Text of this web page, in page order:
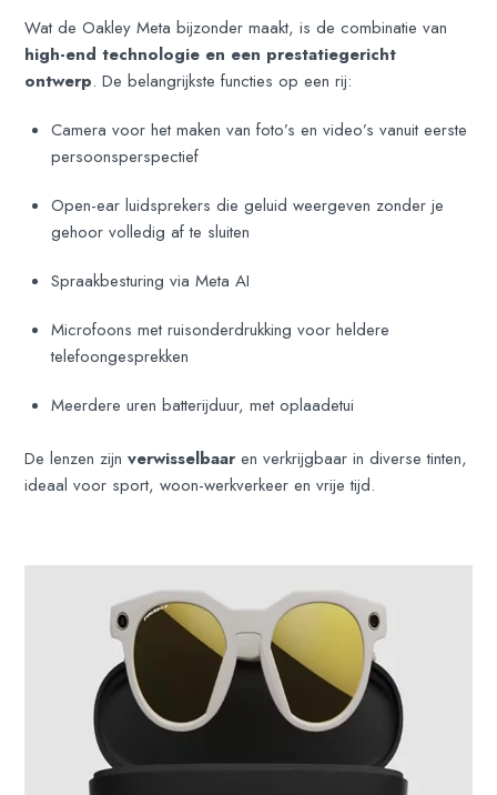
Wat de Oakley Meta bijzonder maakt, is de combinatie van
high-end technologie en een prestatiegericht
ontwerp. De belangrijkste functies op een rij:
Camera voor het maken van foto’s en video’s vanuit eerste
persoonsperspectief
Open-ear luidsprekers die geluid weergeven zonder je
gehoor volledig af te sluiten
Spraakbesturing via Meta AI
Microfoons met ruisonderdrukking voor heldere
telefoongesprekken
Meerdere uren batterijduur, met oplaadetui
De lenzen zijnverwisselbaar en verkrijgbaar in diverse tinten,
ideaal voor sport, woon-werkverkeer en vrije tijd.